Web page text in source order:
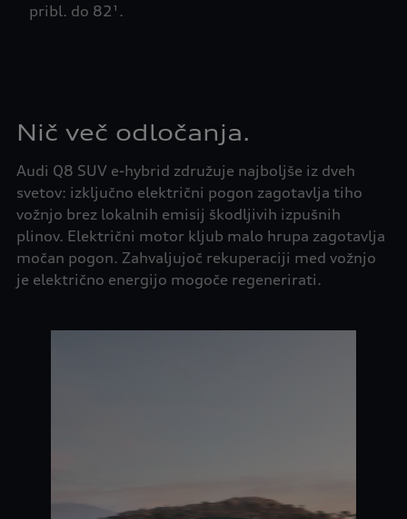
pribl. do 82¹.
Nič več odločanja.
Audi Q8 SUV e-hybrid združuje najboljše iz dveh
svetov: izključno električni pogon zagotavlja tiho
vožnjo brez lokalnih emisij škodljivih izpušnih
plinov. Električni motor kljub malo hrupa zagotavlja
močan pogon. Zahvaljujoč rekuperaciji med vožnjo
je električno energijo mogoče regenerirati.